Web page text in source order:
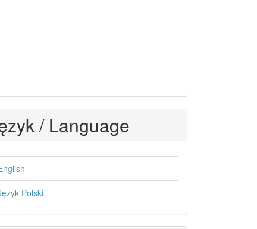
/ Language
Polski